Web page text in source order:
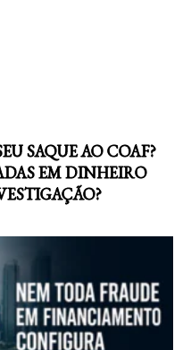
SAQUE AO COAF?
EM DINHEIRO